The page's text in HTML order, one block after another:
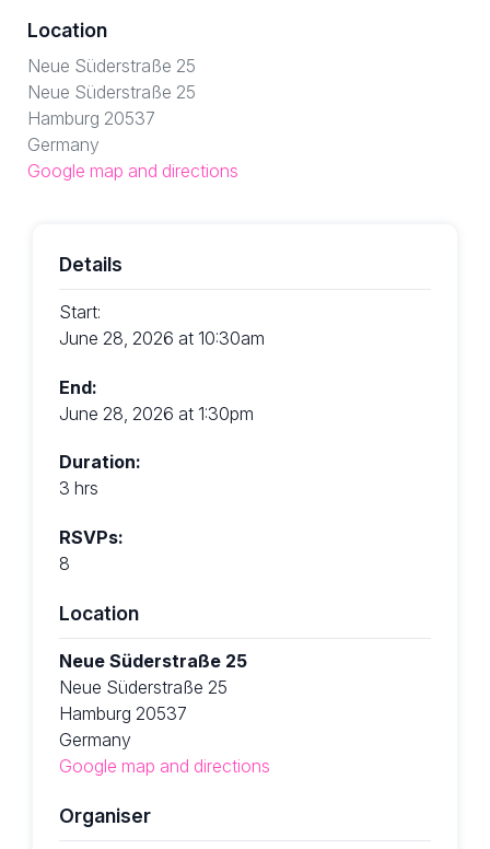
Location
Neue Süderstraße 25
Neue Süderstraße 25
Hamburg 20537
Germany
Google map and directions
Details
Start:
June 28, 2026 at 10:30am
End:
June 28, 2026 at 1:30pm
Duration:
3 hrs
RSVPs:
8
Location
Neue Süderstraße 25
Neue Süderstraße 25
Hamburg 20537
Germany
Google map and directions
Organiser